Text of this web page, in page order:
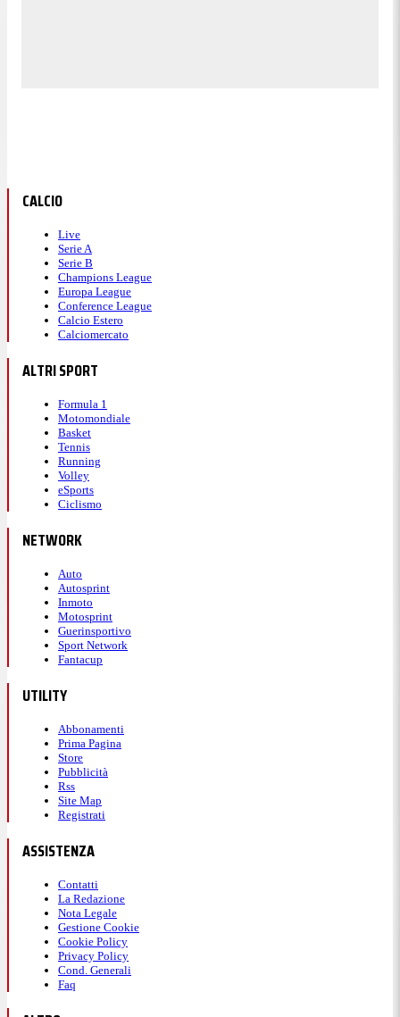
CALCIO
Live
Serie A
Serie B
Champions League
Europa League
Conference League
Calcio Estero
Calciomercato
ALTRI SPORT
Formula 1
Motomondiale
Basket
Tennis
Running
Volley
eSports
Ciclismo
NETWORK
Auto
Autosprint
Inmoto
Motosprint
Guerinsportivo
Sport Network
Fantacup
UTILITY
Abbonamenti
Prima Pagina
Store
Pubblicità
Rss
Site Map
Registrati
ASSISTENZA
Contatti
La Redazione
Nota Legale
Gestione Cookie
Cookie Policy
Privacy Policy
Cond. Generali
Faq